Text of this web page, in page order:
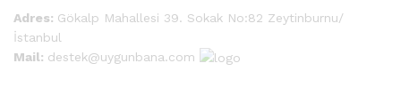
Adres: Gökalp Mahallesi 39. Sokak No:82 Zeytinburnu/
İstanbul
Mail: destek@uygunbana.com